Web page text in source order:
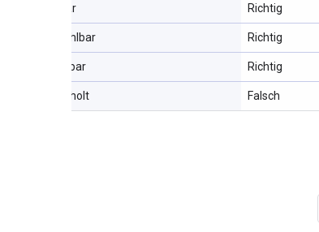
Filterbar Richtig
Auswählbar Richtig
Sortierbar Richtig
Wiederholt Falsch